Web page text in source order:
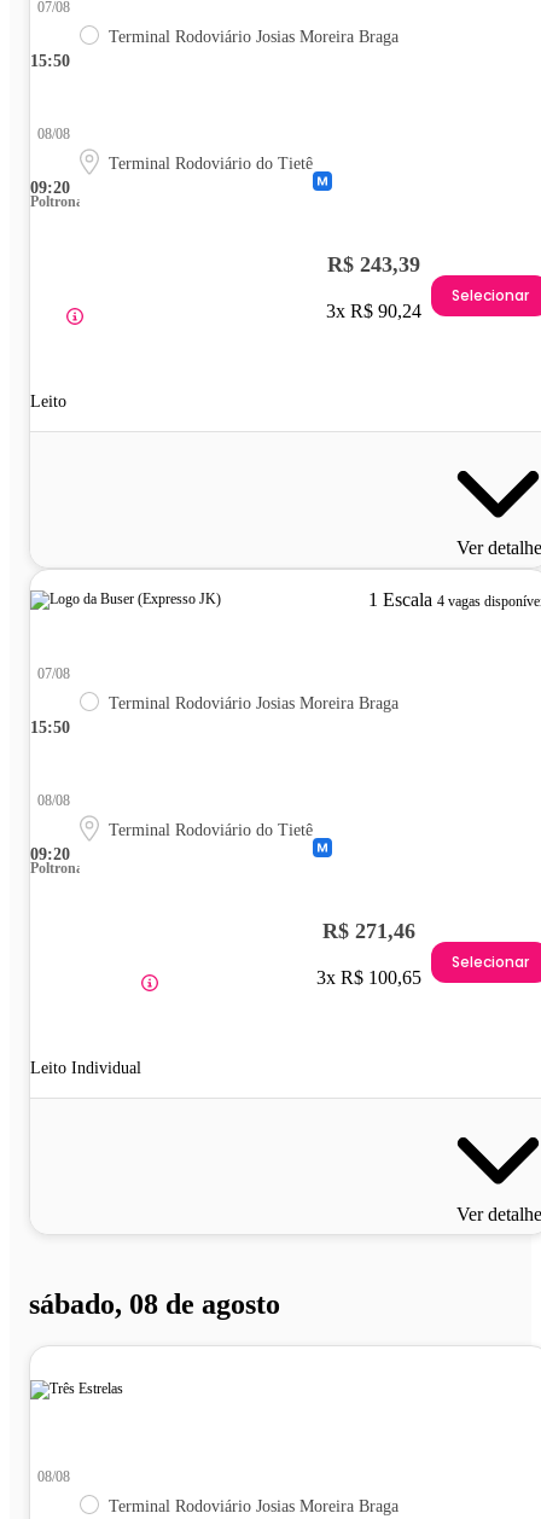
15:50
07/08
Terminal Rodoviário Josias Moreira Braga
09:20
08/08
Terminal Rodoviário do Tietê
Poltrona
Leito
R$ 243,39
3x R$ 90,24
Selecionar
Ver
1 Escala 4 vagas
15:50
07/08
Terminal Rodoviário Josias Moreira Braga
09:20
08/08
Terminal Rodoviário do Tietê
Poltrona
Leito Individual
R$ 271,46
3x R$ 100,65
Selecionar
Ver
sábado, 08 de agosto
08/08
Terminal Rodoviário Josias Moreira Braga